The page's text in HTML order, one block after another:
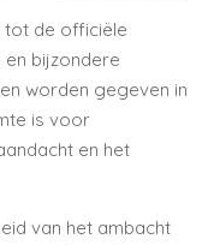
tot de officiële
en bijzondere
worden gegeven in
is voor
en het
van het ambacht